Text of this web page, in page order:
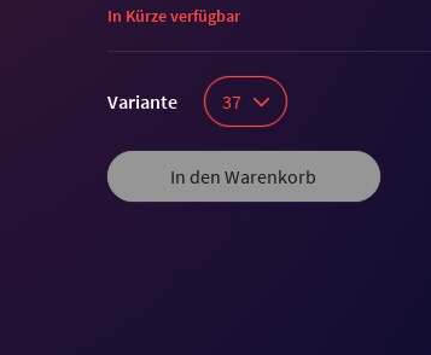
Variante 37
In den Warenkorb
In Kürze verfügbar